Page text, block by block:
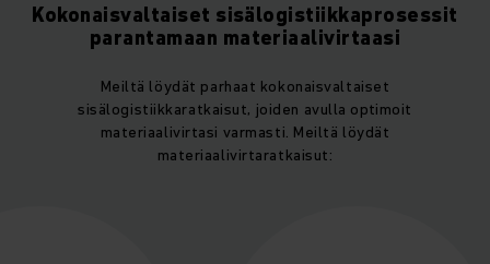
Kokonaisvaltaiset sisälogistiikkaprosessit
parantamaan materiaalivirtaasi
Meiltä löydät parhaat kokonaisvaltaiset
sisälogistiikkaratkaisut, joiden avulla optimoit
materiaalivirtasi varmasti. Meiltä löydät
materiaalivirtaratkaisut: